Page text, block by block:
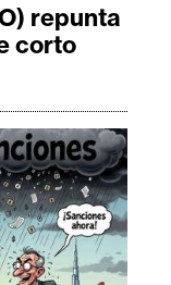
repunta
corto